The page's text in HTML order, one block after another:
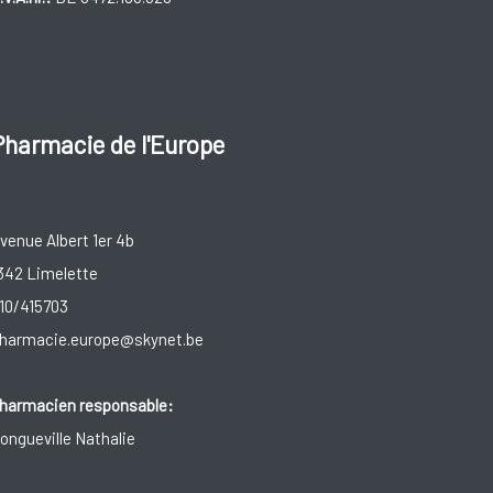
de l'Europe
Albert 1er 4b
Limelette
415703
responsable:
Nathalie